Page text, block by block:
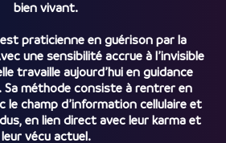
bien vivant.
praticienne en guérison par la
une sensibilité accrue à l’invisible
travaille aujourd’hui en guidance
Sa méthode consiste à rentrer en
le champ d’information cellulaire et
en lien direct avec leur karma et
leur vécu actuel.